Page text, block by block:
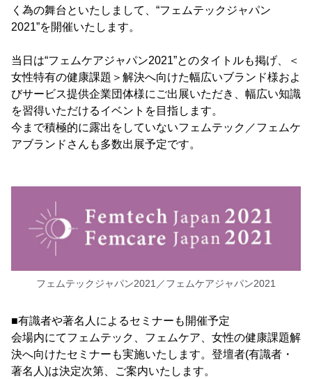
く為の舞台といたしまして、“フェムテックジャパン
2021”を開催いたします。
当日は“フェムケアジャパン2021”とのタイトルも掲げ、＜
女性特有の健康課題＞解決へ向けた幅広いブランド様およ
びサービス提供企業団体様にご出展いただき、幅広い知識
を習得いただけるイベントを目指します。
今まで積極的に露出をしていないフェムテック／フェムケ
アブランドさんも多数出展予定です。
フェムテックジャパン2021／フェムケアジャパン2021
■有識者や著名人によるセミナーも開催予定
会場内にてフェムテック、フェムケア、女性の健康課題解
決へ向けたセミナーも実施いたします。登壇者(有識者・
著名人)は決定次第、ご案内いたします。